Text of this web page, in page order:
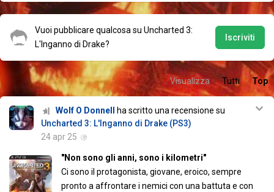
Vuoi pubblicare qualcosa su Uncharted 3:
L'Inganno di Drake?
Iscriviti
Visualizza Tutti Top
Wolf O Donnell
ha scritto una recensione su
Uncharted 3: L'Inganno di Drake (PS3)
24 apr 25
"Non sono gli anni, sono i kilometri"
Ci sono il protagonista, giovane, eroico, sempre
pronto a affrontare i nemici con una battuta e con